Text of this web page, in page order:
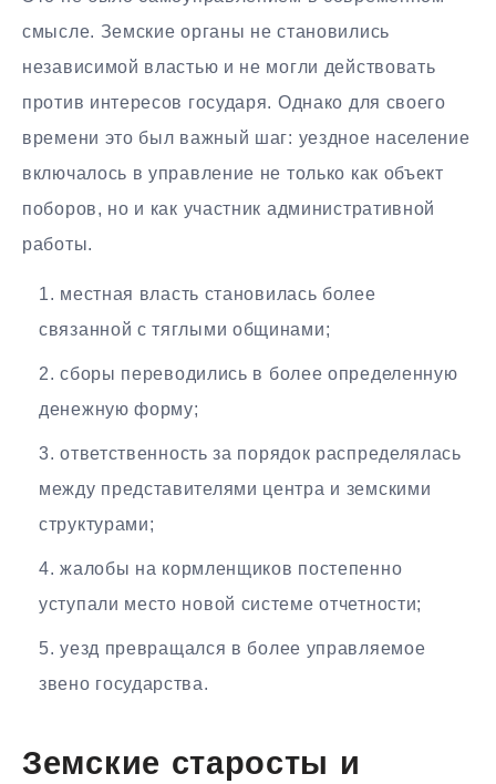
смысле. Земские органы не становились
независимой властью и не могли действовать
против интересов государя. Однако для своего
времени это был важный шаг: уездное население
включалось в управление не только как объект
поборов, но и как участник административной
работы.
местная власть становилась более
связанной с тяглыми общинами;
сборы переводились в более определенную
денежную форму;
ответственность за порядок распределялась
между представителями центра и земскими
структурами;
жалобы на кормленщиков постепенно
уступали место новой системе отчетности;
уезд превращался в более управляемое
звено государства.
Земские старосты и